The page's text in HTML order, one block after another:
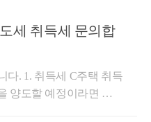
1년 이내 B주택을 양
로 개정될 예정입니다.
당시, B와 C 둘중 어느하
년 이
주택 취득세율이 적용
니다. 감사합니다.
이내에 양도하는 경우
로 중과된 취득세를 환
세 취득세 문의합
취득
양도할 예정이라면 처